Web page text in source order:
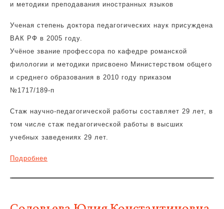
и методики преподавания иностранных языков
Ученая степень доктора педагогических наук присуждена
ВАК РФ в 2005 году.
Учёное звание профессора по кафедре романской
филологии и методики присвоено Министерством общего
и среднего образования в 2010 году приказом
№1717/189-п
Стаж научно-педагогической работы составляет 29 лет, в
том числе стаж педагогической работы в высших
учебных заведениях 29 лет.
Подробнее